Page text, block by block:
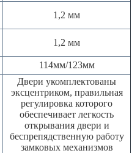
1,2 мм
1,2 мм
114мм/123мм
Двери укомплектованы
эксцентриком, правильная
регулировка которого
обеспечивает легкость
открывания двери и
беспрепядственную работу
замковых механизмов